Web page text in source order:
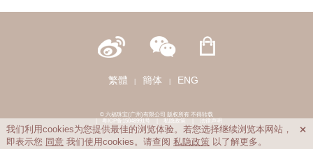
繁體 簡体 ENG
© 六福珠宝(广州)有限公司 版权所有 不得转载
|
粤ICP备15048991号 | 私隐政策 | 法律声明
我们利用cookies为您提供最佳的浏览体验。若您选择继续浏览本网站，
即表示您 同意 我们使用cookies。请查阅私隐政策 以了解更多。
